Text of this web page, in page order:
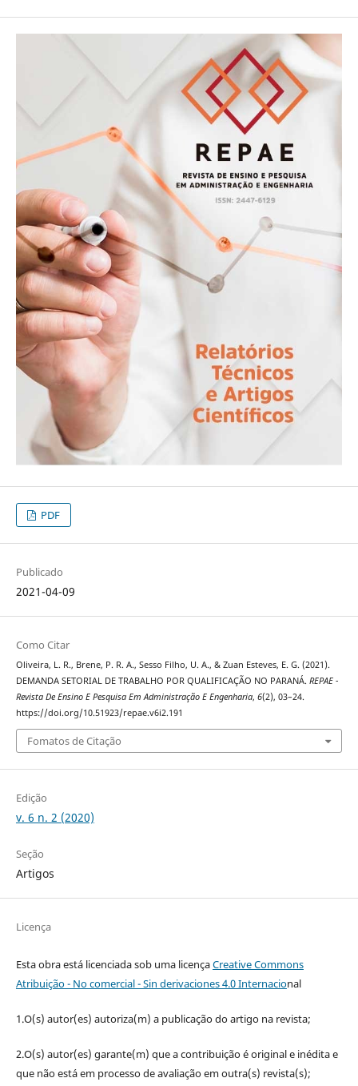
PDF
Publicado
2021-04-09
Como Citar
Oliveira, L. R., Brene, P. R. A., Sesso Filho, U. A., & Zuan Esteves, E. G. (2021).
DEMANDA SETORIAL DE TRABALHO POR QUALIFICAÇÃO NO PARANÁ. REPAE -
Revista De Ensino E Pesquisa Em Administração E Engenharia, 6(2), 03–24.
https://doi.org/10.51923/repae.v6i2.191
Fomatos de Citação
Edição
v. 6 n. 2 (2020)
Seção
Artigos
Licença
Esta obra está licenciada sob uma licençaCreative Commons
Atribuição - No comercial - Sin derivaciones 4.0 Internacional
1.O(s) autor(es) autoriza(m) a publicação do artigo na revista;
2.O(s) autor(es) garante(m) que a contribuição é original e inédita e
que não está em processo de avaliação em outra(s) revista(s);